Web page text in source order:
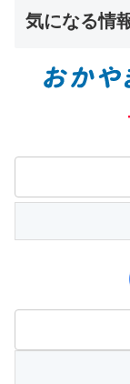
気になる情